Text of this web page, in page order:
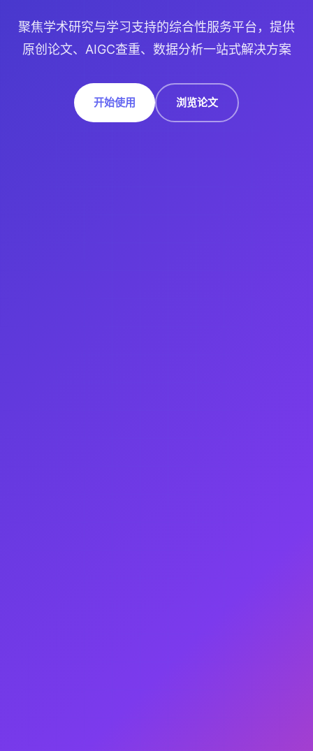
聚焦学术研究与学习支持的综合性服务平台，提供
原创论文、AIGC查重、数据分析一站式解决方案
开始使用 浏览论文